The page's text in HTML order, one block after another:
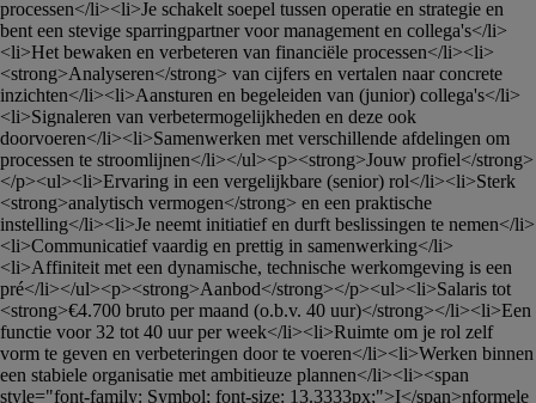
processen</li><li>Je schakelt soepel tussen operatie en strategie en
bent een stevige sparringpartner voor management en collega's</li>
<li>Het bewaken en verbeteren van financiële processen</li><li>
<strong>Analyseren</strong> van cijfers en vertalen naar concrete
inzichten</li><li>Aansturen en begeleiden van (junior) collega's</li>
<li>Signaleren van verbetermogelijkheden en deze ook
doorvoeren</li><li>Samenwerken met verschillende afdelingen om
processen te stroomlijnen</li></ul><p><strong>Jouw profiel</strong>
</p><ul><li>Ervaring in een vergelijkbare (senior) rol</li><li>Sterk
<strong>analytisch vermogen</strong> en een praktische
instelling</li><li>Je neemt initiatief en durft beslissingen te nemen</li>
<li>Communicatief vaardig en prettig in samenwerking</li>
<li>Affiniteit met een dynamische, technische werkomgeving is een
pré</li></ul><p><strong>Aanbod</strong></p><ul><li>Salaris tot
<strong>€4.700 bruto per maand (o.b.v. 40 uur)</strong></li><li>Een
functie voor 32 tot 40 uur per week</li><li>Ruimte om je rol zelf
vorm te geven en verbeteringen door te voeren</li><li>Werken binnen
een stabiele organisatie met ambitieuze plannen</li><li><span
style="font-family: Symbol; font-size: 13.3333px;">I</span>nformele